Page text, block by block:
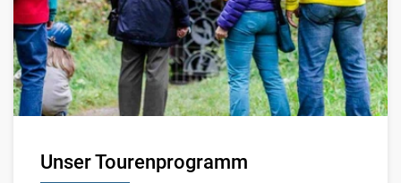
Unser Tourenprogramm